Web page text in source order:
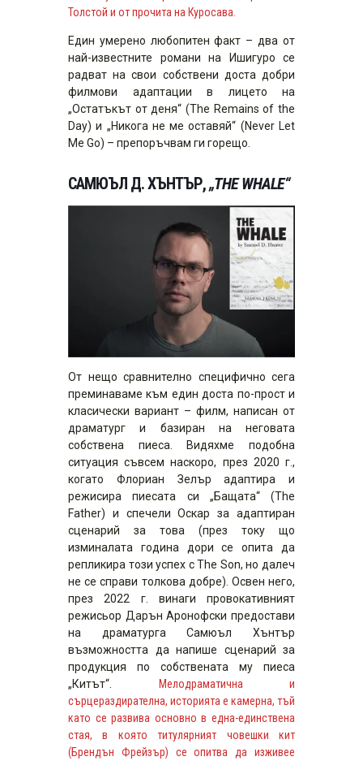
Толстой и от прочита на Куросава.
Един умерено любопитен факт – два от
най-известните романи на Ишигуро се
радват на свои собствени доста добри
филмови адаптации в лицето на
„Остатъкът от деня“ (The Remains of the
Day) и „Никога не ме оставяй“ (Never Let
Me Go) – препоръчвам ги горещо.
САМЮЪЛ Д. ХЪНТЪР,„THE WHALE“
От нещо сравнително специфично сега
преминаваме към един доста по-прост и
класически вариант – филм, написан от
драматург и базиран на неговата
собствена пиеса. Видяхме подобна
ситуация съвсем наскоро, през 2020 г.,
когато Флориан Зелър адаптира и
режисира пиесата си „Бащата“ (The
Father) и спечели Оскар за адаптиран
сценарий за това (през току що
изминалата година дори се опита да
репликира този успех с The Son, но далеч
не се справи толкова добре). Освен него,
през 2022 г. винаги провокативният
режисьор Дарън Аронофски предостави
на драматурга Самюъл Хънтър
възможността да напише сценарий за
продукция по собствената му пиеса
„Китът“.
Мелодраматична и
сърцераздирателна, историята е камерна, тъй
като се развива основно в една-единствена
стая, в която титулярният човешки кит
(Брендън Фрейзър) се опитва да изживее